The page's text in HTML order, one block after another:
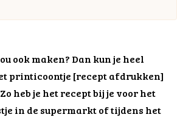
ook maken? Dan kun je heel
printicoontje [recept afdrukken]
heb je het recept bij je voor het
in de supermarkt of tijdens het